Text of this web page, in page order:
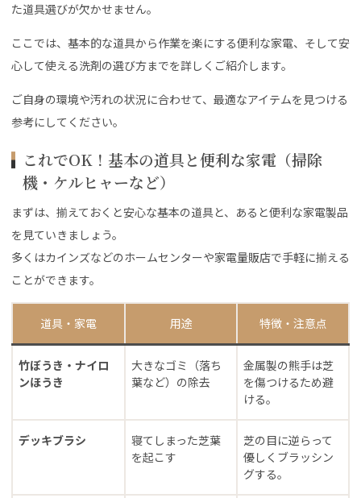
た道具選びが欠かせません。
ここでは、基本的な道具から作業を楽にする便利な家電、そして安
心して使える洗剤の選び方までを詳しくご紹介します。
ご自身の環境や汚れの状況に合わせて、最適なアイテムを見つける
参考にしてください。
これでOK！基本の道具と便利な家電（掃除
機・ケルヒャーなど）
まずは、揃えておくと安心な基本の道具と、あると便利な家電製品
を見ていきましょう。
多くはカインズなどのホームセンターや家電量販店で手軽に揃える
ことができます。
道具・家電 用途 特徴・注意点
竹ぼうき・ナイロ
ンほうき
大きなゴミ（落ち
葉など）の除去
金属製の熊手は芝
を傷つけるため避
ける。
デッキブラシ
寝てしまった芝葉
を起こす
芝の目に逆らって
優しくブラッシン
グする。